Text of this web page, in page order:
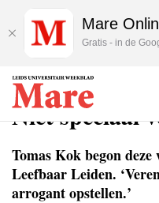
ACHTERGROND
Niet speciaal
Tomas Kok begon
Leefbaar Leiden.
arrogant opstellen.’
Mare
Gratis - in de